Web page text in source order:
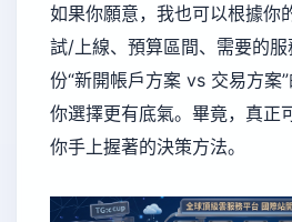
如果你願意，我也可以根據你
試/上線、預算區間、需要的
份“新開帳戶方案 vs 交易方案
你選擇更有底氣。畢竟，真正
你手上握著的決策方法。